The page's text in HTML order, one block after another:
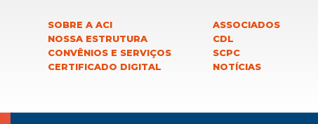
SOBRE A ACI
NOSSA ESTRUTURA
CONVÊNIOS E SERVIÇOS
CERTIFICADO DIGITAL
ASSOCIADOS
CDL
SCPC
NOTÍCIAS